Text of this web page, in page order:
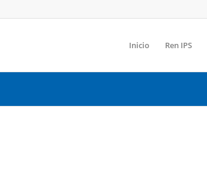
Inicio Ren IPS